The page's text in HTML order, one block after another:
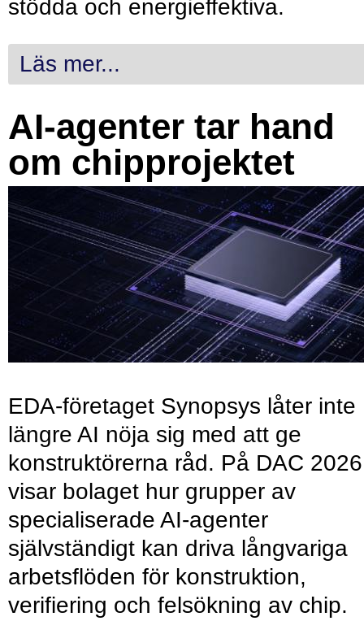
stödda och energieffektiva.
Läs mer...
AI-agenter tar hand
om chipprojektet
EDA-företaget Synopsys låter inte
längre AI nöja sig med att ge
konstruktörerna råd. På DAC 2026
visar bolaget hur grupper av
specialiserade AI-agenter
självständigt kan driva långvariga
arbetsflöden för konstruktion,
verifiering och felsökning av chip.